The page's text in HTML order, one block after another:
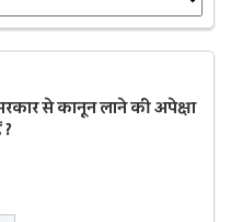
से कानून लाने की अपेक्षा